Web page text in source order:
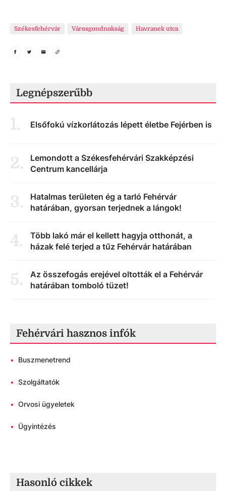
Székesfehérvár Városgondnokság Havranek utca
Legnépszerűbb
1. Elsőfokú vízkorlátozás lépett életbe Fejérben is
2.
Lemondott a Székesfehérvári Szakképzési
Centrum kancellárja
3.
Hatalmas területen ég a tarló Fehérvár
határában, gyorsan terjednek a lángok!
4.
Több lakó már el kellett hagyja otthonát, a
házak felé terjed a tűz Fehérvár határában
5.
Az összefogás erejével oltották el a Fehérvár
határában tomboló tüzet!
Fehérvári hasznos infók
• Buszmenetrend
• Szolgáltatók
• Orvosi ügyeletek
• Ügyintézés
Hasonló cikkek